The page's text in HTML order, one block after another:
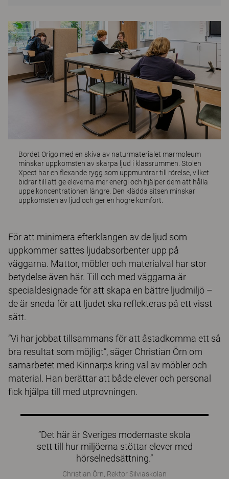
Bordet Origo med en skiva av naturmaterialet marmoleum
minskar uppkomsten av skarpa ljud i klassrummen. Stolen
Xpect har en flexande rygg som uppmuntrar till rörelse, vilket
bidrar till att ge eleverna mer energi och hjälper dem att hålla
uppe koncentrationen längre. Den klädda sitsen minskar
uppkomsten av ljud och ger en högre komfort.
För att minimera efterklangen av de ljud som
uppkommer sattes ljudabsorbenter upp på
väggarna. Mattor, möbler och materialval har stor
betydelse även här. Till och med väggarna är
specialdesignade för att skapa en bättre ljudmiljö –
de är sneda för att ljudet ska reflekteras på ett visst
sätt.
”Vi har jobbat tillsammans för att åstadkomma ett så
bra resultat som möjligt”, säger Christian Örn om
samarbetet med Kinnarps kring val av möbler och
material. Han berättar att både elever och personal
fick hjälpa till med utprovningen.
”Det här är Sveriges modernaste skola
sett till hur miljöerna stöttar elever med
hörselnedsättning.”
Christian Örn, Rektor Silviaskolan